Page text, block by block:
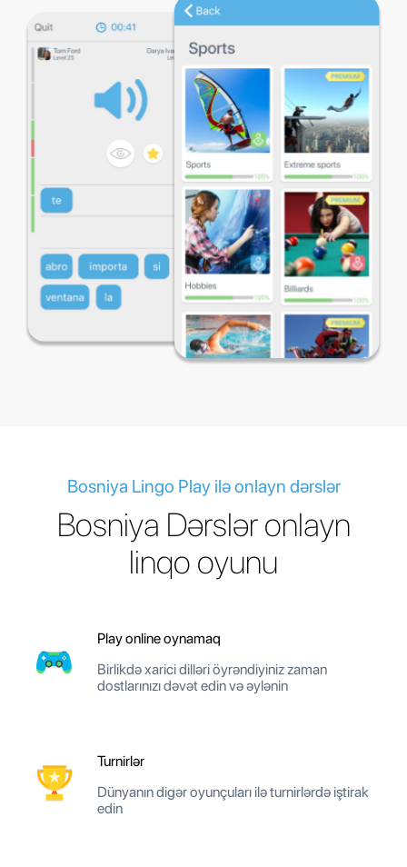
Bosniya Lingo Play ilə onlayn dərslər
Bosniya Dərslər onlayn
linqo oyunu
Play online oynamaq
Birlikdə xarici dilləri öyrəndiyiniz zaman
dostlarınızı dəvət edin və əylənin
Turnirlər
Dünyanın digər oyunçuları ilə turnirlərdə iştirak
edin